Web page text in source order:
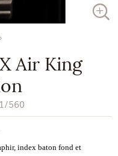
Air King
560
index baton fond et